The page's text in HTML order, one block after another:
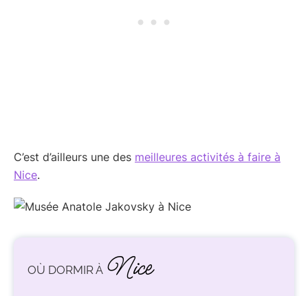
C’est d’ailleurs une des meilleures activités à faire à
Nice.
OÙ DORMIR À Nice